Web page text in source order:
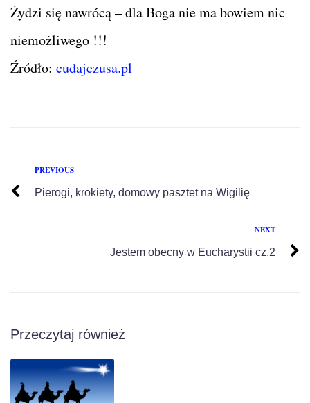
Żydzi się nawrócą – dla Boga nie ma bowiem nic
niemożliwego !!!
Źródło: cudajezusa.pl
PREVIOUS
Pierogi, krokiety, domowy pasztet na Wigilię
NEXT
Jestem obecny w Eucharystii cz.2
Przeczytaj również